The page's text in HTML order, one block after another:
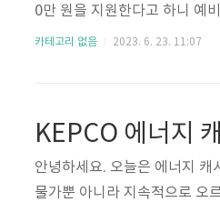
0만 원을 지원한다고 하니 예
방법 온라인과 오프라인 신청
지역화폐로 50만원 지급에 추
카테고리 없음 2023. 6. 23. 11:07
KEPCO 에너지
안녕하세요. 오늘은 에너지 캐
물가뿐 아니라 지속적으로 오